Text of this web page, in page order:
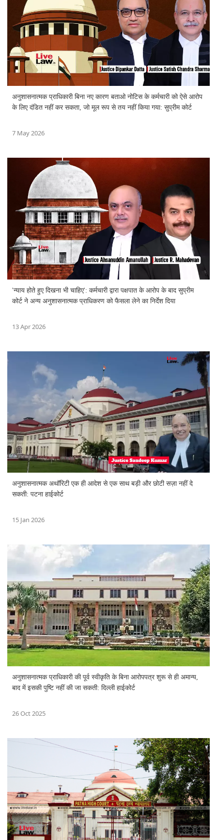
अनुशासनात्मक प्राधिकारी बिना नए कारण बताओ नोटिस के कर्मचारी को ऐसे आरोप
के लिए दंडित नहीं कर सकता, जो मूल रूप से तय नहीं किया गया: सुप्रीम कोर्ट
7 May 2026
'न्याय होते हुए दिखना भी चाहिए': कर्मचारी द्वारा पक्षपात के आरोप के बाद सुप्रीम
कोर्ट ने अन्य अनुशासनात्मक प्राधिकरण को फैसला लेने का निर्देश दिया
13 Apr 2026
अनुशासनात्मक अथॉरिटी एक ही आदेश से एक साथ बड़ी और छोटी सज़ा नहीं दे
सकती: पटना हाईकोर्ट
15 Jan 2026
अनुशासनात्मक प्राधिकारी की पूर्व स्वीकृति के बिना आरोपपत्र शुरू से ही अमान्य,
बाद में इसकी पुष्टि नहीं की जा सकती: दिल्ली हाईकोर्ट
26 Oct 2025